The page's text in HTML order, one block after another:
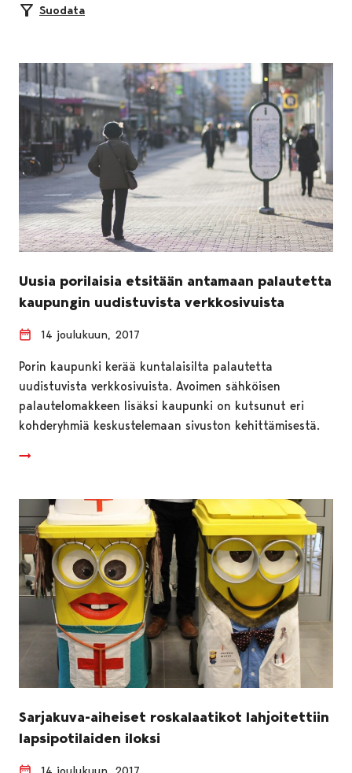
Suodata
Uusia porilaisia etsitään antamaan palautetta
kaupungin uudistuvista verkkosivuista
14 joulukuun, 2017
Porin kaupunki kerää kuntalaisilta palautetta
uudistuvista verkkosivuista. Avoimen sähköisen
palautelomakkeen lisäksi kaupunki on kutsunut eri
kohderyhmiä keskustelemaan sivuston kehittämisestä.
Sarjakuva-aiheiset roskalaatikot lahjoitettiin
lapsipotilaiden iloksi